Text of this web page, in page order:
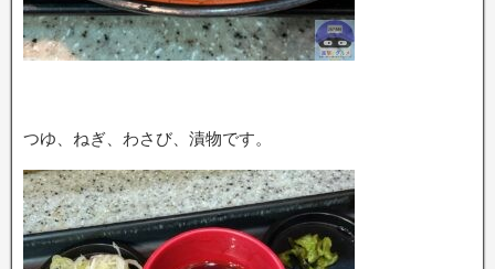
つゆ、ねぎ、わさび、漬物です。